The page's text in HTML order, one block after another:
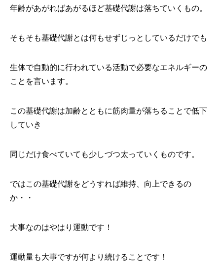
年齢があがればあがるほど基礎代謝は落ちていくもの。
そもそも基礎代謝とは何もせずじっとしているだけでも
生体で自動的に行われている活動で必要なエネルギーの
ことを言います。
この基礎代謝は加齢とともに筋肉量が落ちることで低下
していき
同じだけ食べていても少しづつ太っていくものです。
ではこの基礎代謝をどうすれば維持、向上できるの
か・・
大事なのはやはり運動です！
運動量も大事ですが何より続けることです！